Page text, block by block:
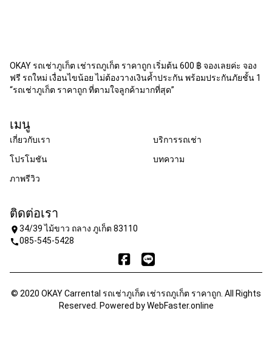
OKAY รถเช่าภูเก็ต เช่ารถภูเก็ต ราคาถูก เริ่มต้น 600 ฿ จองเลยค่ะ จอง
ฟรี รถใหม่ เงื่อนไขน้อย ไม่ต้องวางเงินค้ำประกัน พร้อมประกันภัยชั้น 1
“รถเช่าภูเก็ต ราคาถูก ที่ตามใจลูกค้ามากที่สุด”
เมนู
เกี่ยวกับเรา
บริการรถเช่า
โปรโมชัน
บทความ
ภาพรีวิว
ติดต่อเรา
location_on34/39 ไม้ขาว ถลาง ภูเก็ต 83110
call085-545-5428
© 2020 OKAY Carrental รถเช่าภูเก็ต เช่ารถภูเก็ต ราคาถูก. All Rights
Reserved. Powered byWebFaster.online